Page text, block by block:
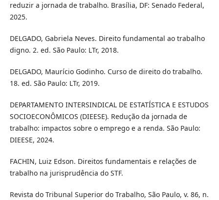
reduzir a jornada de trabalho. Brasília, DF: Senado Federal,
2025.
DELGADO, Gabriela Neves. Direito fundamental ao trabalho
digno. 2. ed. São Paulo: LTr, 2018.
DELGADO, Maurício Godinho. Curso de direito do trabalho.
18. ed. São Paulo: LTr, 2019.
DEPARTAMENTO INTERSINDICAL DE ESTATÍSTICA E ESTUDOS
SOCIOECONÔMICOS (DIEESE). Redução da jornada de
trabalho: impactos sobre o emprego e a renda. São Paulo:
DIEESE, 2024.
FACHIN, Luiz Edson. Direitos fundamentais e relações de
trabalho na jurisprudência do STF.
Revista do Tribunal Superior do Trabalho, São Paulo, v. 86, n.